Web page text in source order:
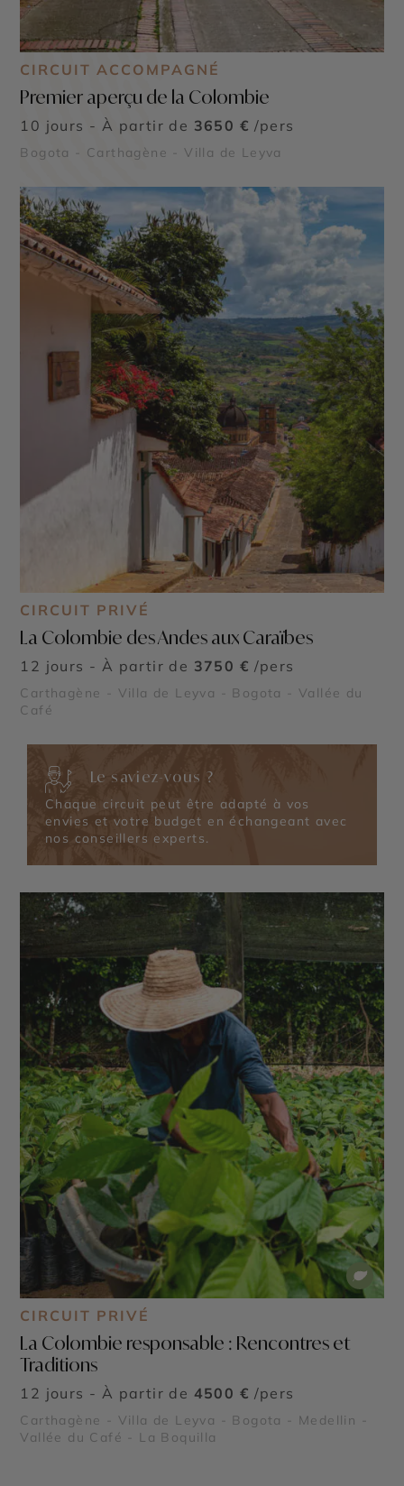
CIRCUIT ACCOMPAGNÉ
Premier aperçu de la Colombie
10 jours - À partir de 3650 € /pers
Bogota - Carthagène - Villa de Leyva
CIRCUIT PRIVÉ
La Colombie des Andes aux Caraïbes
12 jours - À partir de 3750 € /pers
Carthagène - Villa de Leyva - Bogota - Vallée du
Café
Le saviez-vous ?
Chaque circuit peut être adapté à vos
envies et votre budget en échangeant avec
nos conseillers experts.
CIRCUIT PRIVÉ
La Colombie responsable : Rencontres et
Traditions
12 jours - À partir de 4500 € /pers
Carthagène - Villa de Leyva - Bogota - Medellin -
Vallée du Café - La Boquilla